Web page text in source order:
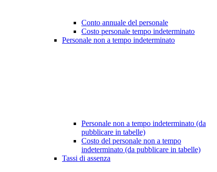
Conto annuale del personale
Costo personale tempo indeterminato
Personale non a tempo indeterminato
Personale non a tempo indeterminato (da
pubblicare in tabelle)
Costo del personale non a tempo
indeterminato (da pubblicare in tabelle)
Tassi di assenza